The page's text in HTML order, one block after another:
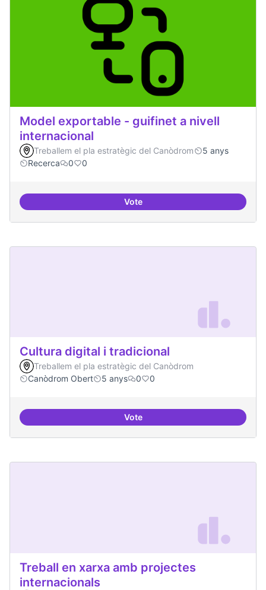
Model exportable - guifinet a nivell
internacional
Treballem el pla estratègic del Canòdrom
5 anys
Recerca
0 0
VoteModel exportable - guifinet a
Cultura digital i tradicional
Treballem el pla estratègic del Canòdrom
Canòdrom Obert
5 anys 0 0
VoteCultura digital i tradicional
Treball en xarxa amb projectes
internacionals